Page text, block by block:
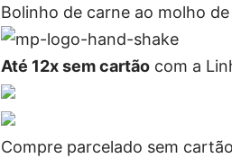
Bolinho de carne ao molho
Até 12x sem cartão com a
Compre parcelado sem